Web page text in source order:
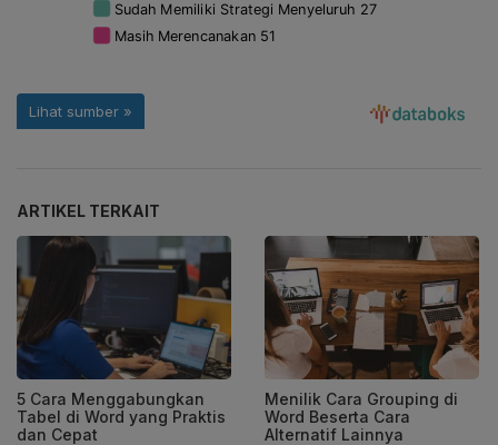
ARTIKEL TERKAIT
5 Cara Menggabungkan
Tabel di Word yang Praktis
dan Cepat
Menilik Cara Grouping di
Word Beserta Cara
Alternatif Lainnya